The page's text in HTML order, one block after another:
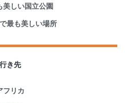
美しい国立公園
最も美しい場所
行き先
フリカ